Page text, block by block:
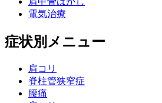
電気治療
症状別メニュー
肩コリ
脊柱管狭窄症
腰痛